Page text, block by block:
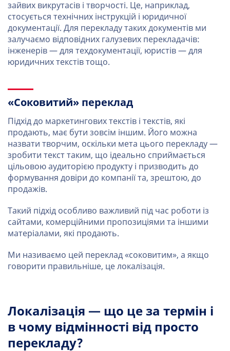
зайвих викрутасів і творчості. Це, наприклад,
стосується технічних інструкцій і юридичної
документації. Для перекладу таких документів ми
залучаємо відповідних галузевих перекладачів:
інженерів — для техдокументації, юристів — для
юридичних текстів тощо.
«Соковитий» переклад
Підхід до маркетингових текстів і текстів, які
продають, має бути зовсім іншим. Його можна
назвати творчим, оскільки мета цього перекладу —
зробити текст таким, що ідеально сприймається
цільовою аудиторією продукту і призводить до
формування довіри до компанії та, зрештою, до
продажів.
Такий підхід особливо важливий під час роботи із
сайтами, комерційними пропозиціями та іншими
матеріалами, які продають.
Ми називаємо цей переклад «соковитим», а якщо
говорити правильніше, це локалізація.
Локалізація — що це за термін і
в чому відмінності від просто
перекладу?